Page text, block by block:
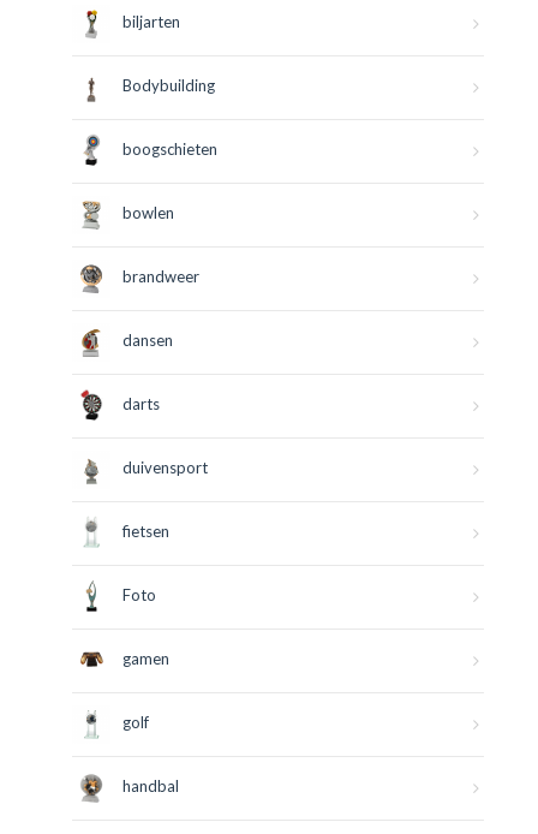
biljarten
Bodybuilding
boogschieten
bowlen
brandweer
dansen
darts
duivensport
fietsen
Foto
gamen
golf
handbal